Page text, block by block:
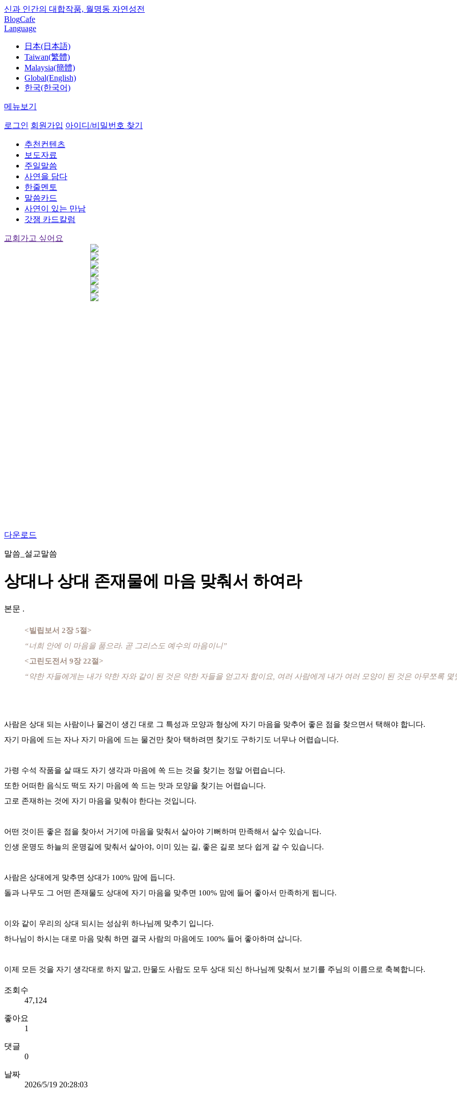
신과 인간의 대합작품, 월명동 자연성전
BlogCafe
Language
日本(日本語)
Taiwan(繁體)
Malaysia(簡體)
Global(English)
한국(한국어)
메뉴보기
로그인 회원가입 아이디/비밀번호 찾기
추천컨텐츠
보도자료
주일말씀
사연을 담다
한줄멘토
말씀카드
사연이 있는 만남
갓잼 카드칼럼
교회가고 싶어요
다운로드
말씀_설교말씀
상대나 상대 존재물에 마음 맞춰서 하여라
본문 .
<빌립보서 2장 5절>
“너희 안에 이 마음을 품으라. 곧 그리스도 예수의 마음이니”
<고린도전서 9장 22절>
“약한 자들에게는 내가 약한 자와 같이 된 것은 약한 자들을 얻고자 함이요, 여러 사람에게 내가 여러 모양이 된 것은 아무쪼록
사람은 상대 되는 사람이나 물건이 생긴 대로 그 특성과 모양과 형상에 자기 마음을 맞추어 좋은 점을 찾으면서 택해야 합니다.
자기 마음에 드는 자나 자기 마음에 드는 물건만 찾아 택하려면 찾기도 구하기도 너무나 어렵습니다.
가령 수석 작품을 살 때도 자기 생각과 마음에 쏙 드는 것을 찾기는 정말 어렵습니다.
또한 어떠한 음식도 떡도 자기 마음에 쏙 드는 맛과 모양을 찾기는 어렵습니다.
고로 존재하는 것에 자기 마음을 맞춰야 한다는 것입니다.
어떤 것이든 좋은 점을 찾아서 거기에 마음을 맞춰서 살아야 기뻐하며 만족해서 살수 있습니다.
인생 운명도 하늘의 운명길에 맞춰서 살아야, 이미 있는 길, 좋은 길로 보다 쉽게 갈 수 있습니다.
사람은 상대에게 맞추면 상대가 100% 맘에 듭니다.
돌과 나무도 그 어떤 존재물도 상대에 자기 마음을 맞추면 100% 맘에 들어 좋아서 만족하게 됩니다.
이와 같이 우리의 상대 되시는 성삼위 하나님께 맞추기 입니다.
하나님이 하시는 대로 마음 맞춰 하면 결국 사람의 마음에도 100% 들어 좋아하며 삽니다.
이제 모든 것을 자기 생각대로 하지 말고, 만물도 사람도 모두 상대 되신 하나님께 맞춰서 보기를 주님의 이름으로 축복합니다.
조회수
47,124
좋아요
1
댓글
0
날짜
2026/5/19 20:28:03